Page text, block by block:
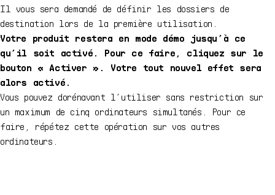
Il vous sera demandé de définir les dossiers de
destination lors de la première utilisation.
Votre produit restera en mode démo jusqu’à ce
qu’il soit activé. Pour ce faire, cliquez sur le
bouton « Activer ». Votre tout nouvel effet sera
alors activé.
Vous pouvez dorénavant l’utiliser sans restriction sur
un maximum de cinq ordinateurs simultanés. Pour ce
faire, répétez cette opération sur vos autres
ordinateurs.